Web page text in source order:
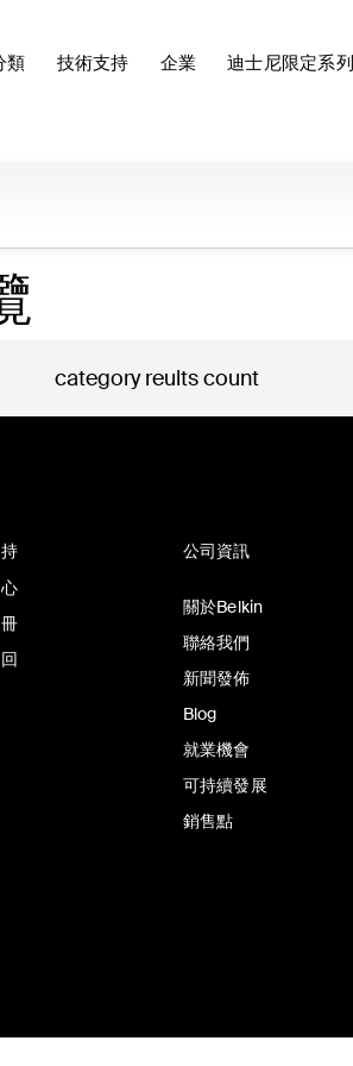
類 技術支持 企業 迪士尼限定系列
category reults count
公司資訊
關於Belkin
聯絡我們
新聞發佈
Blog
就業機會
可持續發展
銷售點